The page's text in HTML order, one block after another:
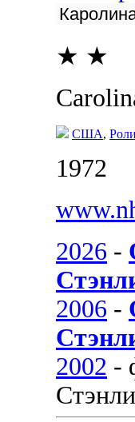
★ ★
США,
1972
2026 -
2006 -
2002 -
Стэнли